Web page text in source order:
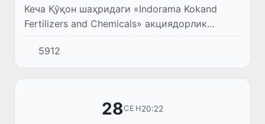
Кеча Қўқон шаҳридаги «Indorama Kokand
Fertilizers and Chemicals» акциядорлик
жамиятида янги ишлаб чиқариш цехи ишга
туширилди.
5912
28СЕН20:22